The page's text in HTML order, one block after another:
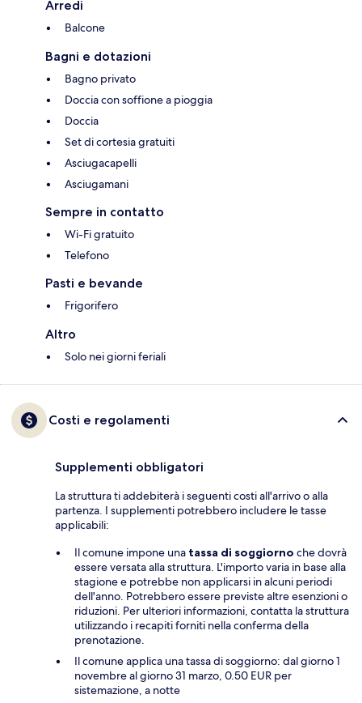
Arredi
Balcone
Bagni e dotazioni
Bagno privato
Doccia con soffione a pioggia
Doccia
Set di cortesia gratuiti
Asciugacapelli
Asciugamani
Sempre in contatto
Wi-Fi gratuito
Telefono
Pasti e bevande
Frigorifero
Altro
Solo nei giorni feriali
Costi e regolamenti
Supplementi obbligatori
La struttura ti addebiterà i seguenti costi all'arrivo o alla
partenza. I supplementi potrebbero includere le tasse
applicabili:
Il comune impone una tassa di soggiorno che dovrà
essere versata alla struttura. L'importo varia in base alla
stagione e potrebbe non applicarsi in alcuni periodi
dell'anno. Potrebbero essere previste altre esenzioni o
riduzioni. Per ulteriori informazioni, contatta la struttura
utilizzando i recapiti forniti nella conferma della
prenotazione.
Il comune applica una tassa di soggiorno: dal giorno 1
novembre al giorno 31 marzo, 0.50 EUR per
sistemazione, a notte